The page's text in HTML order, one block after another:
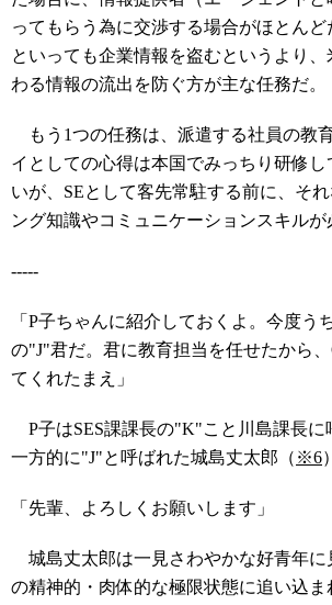
ってもらう為に交渉する場合がほとん
といっても企業情報を盗むというより
わる情報の流出を防ぐ方が主な任務だ。
もう1つの任務は、派遣する社員の教
イとしての心得は本国でみっちり研修
いが、SEとして客先常駐する前に、そ
ング知識やコミュニケーションスキルが
-----
「P子ちゃんに紹介しておくよ。今度う
の"J"君だ。君に教育担当を任せたから、
てくれたまえ」
P子はSES課課長の"K"こと川島課長に
一方的に"J"と呼ばれた城島丈太郎（ ※6
「先輩、よろしくお願いします」
城島丈太郎は一見さわやかな好青年に
の精神的・肉体的な極限状態に追い込ま